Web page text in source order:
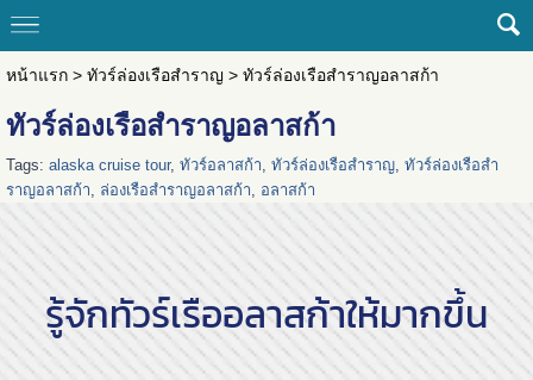
หน้าแรก> ทัวร์ล่องเรือสำราญ > ทัวร์ล่องเรือสำราญอลาสก้า
ทัวร์ล่องเรือสำราญอลาสก้า
Tags: alaska cruise tour, ทัวร์อลาสก้า, ทัวร์ล่องเรือสำราญ, ทัวร์ล่องเรือสำ
ราญอลาสก้า, ล่องเรือสำราญอลาสก้า, อลาสก้า
รู้จักทัวร์เรืออลาสก้าให้มากขึ้น